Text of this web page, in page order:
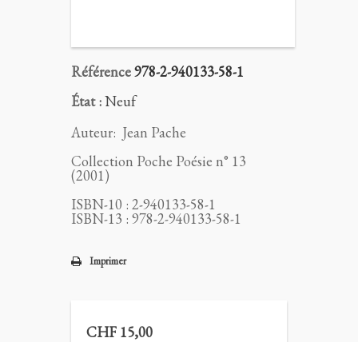
Référence978-2-940133-58-1
État :Neuf
Auteur: Jean Pache
Collection Poche Poésie n° 13
(2001)
ISBN-10 : 2-940133-58-1
ISBN-13 : 978-2-940133-58-1
Imprimer
CHF 15,00